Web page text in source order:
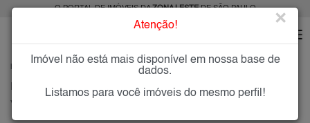
O PORTAL DE IMÓVEIS DAZONA LESTEDE SÃO PAULO
VILA ESPERANÇA
Imóveis à Venda na Vila Esperança, Zona Leste de São Paulo
Vila Esperança, Zona Leste
Atenção! ×
Imóvel não está mais disponível em nossa base de
dados.
Listamos para você imóveis do mesmo perfil!